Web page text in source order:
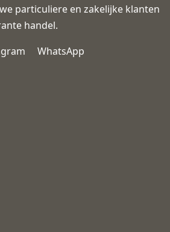
particuliere en zakelijke klanten
handel.
WhatsApp